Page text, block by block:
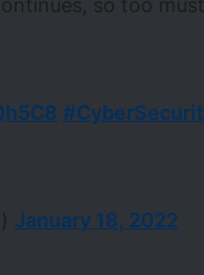
so too
January 18, 2022